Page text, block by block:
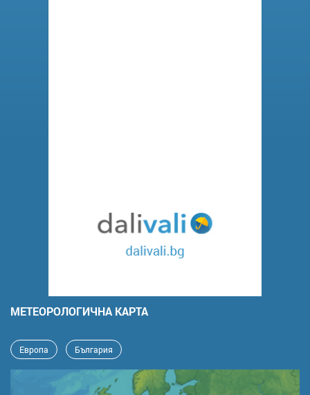
MЕТЕОРОЛОГИЧНА КАРТА
Европа България